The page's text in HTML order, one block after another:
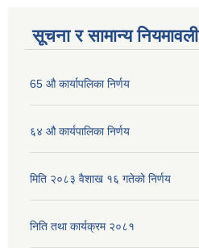
सूचना र सामान्य नियमावली
65 औ कार्यापलिका निर्णय
६४ औ कार्यपालिका निर्णय
मिति २०८३ वैशाख १६ गतेको निर्णय
निति तथा कार्यक्रम २०८१